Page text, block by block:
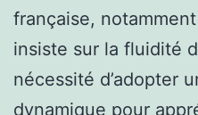
française,
insiste sur la fluidité
nécessité d’adopter
dynamique pour